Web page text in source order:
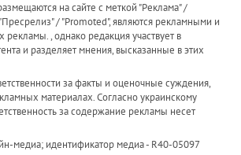
на сайте с меткой "Реклама" /
/ "Promoted", являются рекламными и
рекламы. , однако редакция участвует в
и разделяет мнения, высказанные в этих
за факты и оценочные суждения,
материалах. Согласно украинскому
за содержание рекламы несет
медиа; идентификатор медиа - R40-05097